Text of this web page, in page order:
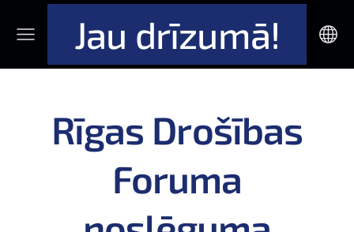
Jau drīzumā!
Rīgas Drošības
Foruma